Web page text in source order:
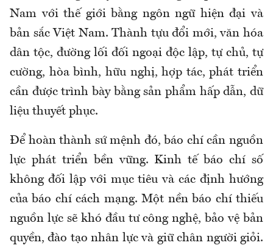
Nam với thế giới bằng ngôn ngữ hiện đại và
bản sắc Việt Nam. Thành tựu đổi mới, văn hóa
dân tộc, đường lối đối ngoại độc lập, tự chủ, tự
cường, hòa bình, hữu nghị, hợp tác, phát triển
cần được trình bày bằng sản phẩm hấp dẫn, dữ
liệu thuyết phục.
Để hoàn thành sứ mệnh đó, báo chí cần nguồn
lực phát triển bền vững. Kinh tế báo chí số
không đối lập với mục tiêu và các định hướng
của báo chí cách mạng. Một nền báo chí thiếu
nguồn lực sẽ khó đầu tư công nghệ, bảo vệ bản
quyền, đào tạo nhân lực và giữ chân người giỏi.